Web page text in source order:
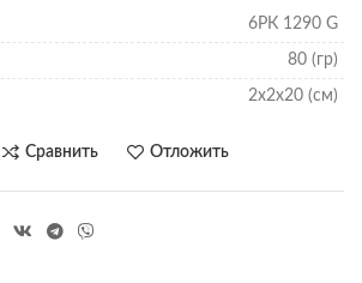
6РК 1290 G
80 (гр)
2х2х20 (см)
Сравнить Отложить